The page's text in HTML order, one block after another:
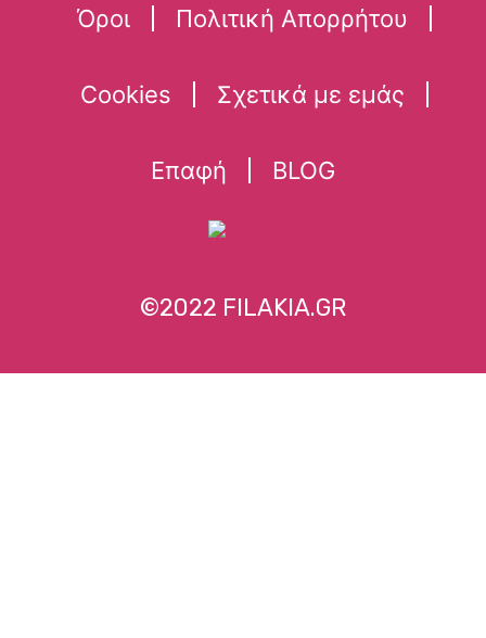
Όροι Πολιτική Απορρήτου
Cookies Σχετικά με εμάς
Επαφή BLOG
©2022 FILAKIA.GR